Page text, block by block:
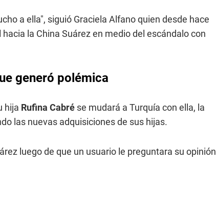
a ella", siguió Graciela Alfano quien desde hace
la China Suárez en medio del escándalo con
generó polémica
hija Rufina Cabré se mudará a Turquía con ella, la
las nuevas adquisiciones de sus hijas.
luego de que un usuario le preguntara su opinión